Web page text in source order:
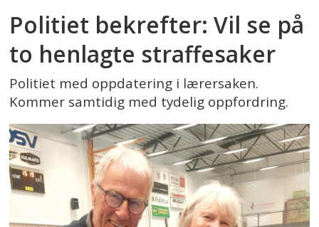
Politiet bekrefter: Vil se på
to henlagte straffesaker
Politiet med oppdatering i lærersaken.
Kommer samtidig med tydelig oppfordring.